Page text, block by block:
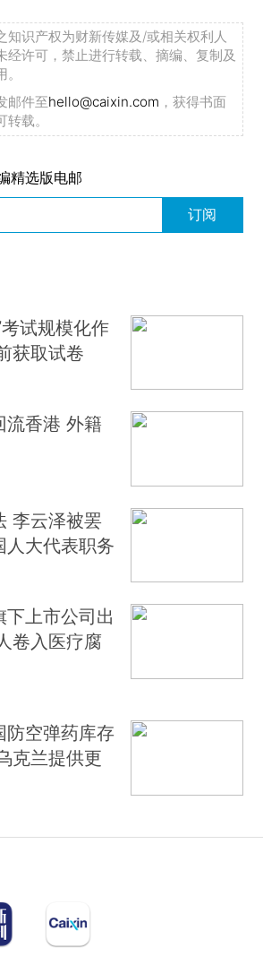
知识产权为财新传媒及/或相关权利人
经许可，禁止进行转载、摘编、复制及
邮件至hello@caixin.com ，获得书面
载。
精选版电邮
订阅
试规模化作
获取试卷
流香港 外籍
李云泽被罢
人大代表职务
下上市公司出
卷入医疗腐
防空弹药库存
克兰提供更